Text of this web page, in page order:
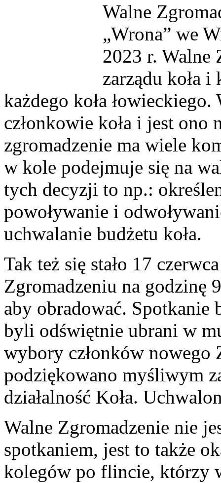
Walne
„Wrona” we
2023 r. Walne
zarządu koła
każdego koła
członkowie koła i jest ono
zgromadzenie ma wiele
w kole podejmuje się na
tych decyzji to np.:
powoływanie i
uchwalanie budżetu koła.
Tak też się stało 17
Zgromadzeniu na godzinę
aby obradować. Spotkanie
byli odświętnie ubrani w
wybory członków nowego
podziękowano myśliwym
działalność Koła.
Walne Zgromadzenie nie
spotkaniem, jest to także
kolegów po flincie, którzy